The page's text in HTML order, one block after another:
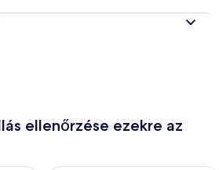
ellenőrzése ezekre az